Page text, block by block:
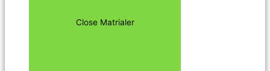
Close Matrialer